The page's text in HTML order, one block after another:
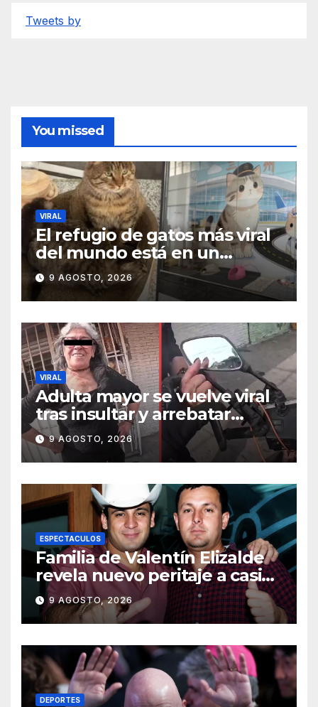
Tweets by
You missed
VIRAL
El refugio de gatos más viral
del mundo está en un
aeropuerto internacional y
tiene a tres felinos
patrullando las puertas de
embarque
9 AGOSTO, 2026
VIRAL
Adulta mayor se vuelve viral
tras insultar y arrebatar
celular a repartidor
9 AGOSTO, 2026
ESPECTACULOS
Familia de Valentín Elizalde
revela nuevo peritaje a casi
20 años de su homîcîdîo
9 AGOSTO, 2026
DEPORTES